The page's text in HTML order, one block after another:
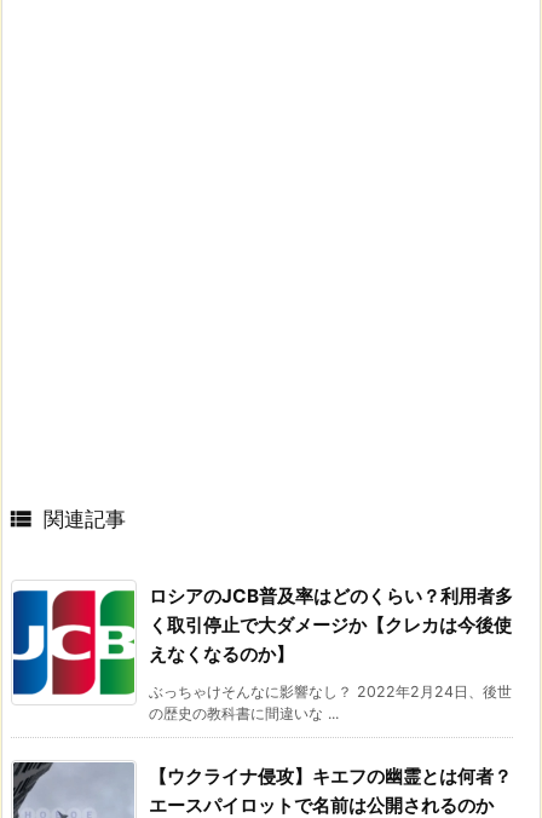
 関連記事
ロシアのJCB普及率はどのくらい？利用者多
く取引停止で大ダメージか【クレカは今後使
えなくなるのか】
ぶっちゃけそんなに影響なし？ 2022年2月24日、後世
の歴史の教科書に間違いな ...
【ウクライナ侵攻】キエフの幽霊とは何者？
エースパイロットで名前は公開されるのか